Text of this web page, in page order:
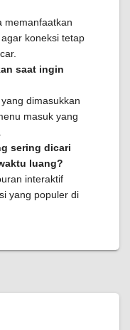
memanfaatkan
koneksi tetap
saat ingin
dimasukkan
masuk yang
sering dicari
luang?
interaktif
yang populer di